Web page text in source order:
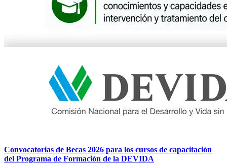
Convocatorias de Becas 2026 para los cursos de capacitación
del Programa de Formación de la DEVIDA